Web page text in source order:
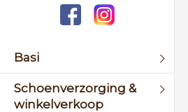
Basi
Schoenverzorging &
winkelverkoop